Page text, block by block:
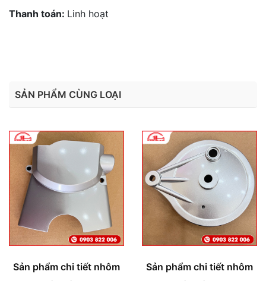
Thanh toán: Linh hoạt
SẢN PHẨM CÙNG LOẠI
Sản phẩm chi tiết nhôm
Sản phẩm chi tiết nhôm